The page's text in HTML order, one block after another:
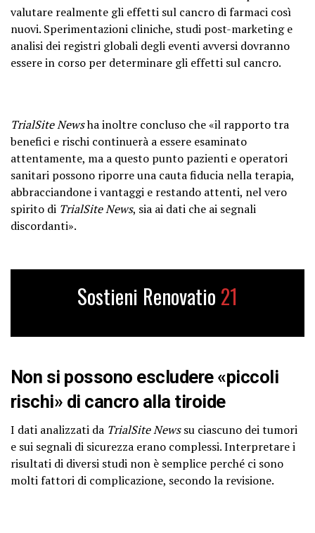
valutare realmente gli effetti sul cancro di farmaci così
nuovi. Sperimentazioni cliniche, studi post-marketing e
analisi dei registri globali degli eventi avversi dovranno
essere in corso per determinare gli effetti sul cancro.
TrialSite Newsha inoltre concluso che «il rapporto tra
benefici e rischi continuerà a essere esaminato
attentamente, ma a questo punto pazienti e operatori
sanitari possono riporre una cauta fiducia nella terapia,
abbracciandone i vantaggi e restando attenti, nel vero
spirito di TrialSite News, sia ai dati che ai segnali
discordanti».
Sostieni Renovatio 21
Non si possono escludere «piccoli
rischi» di cancro alla tiroide
I dati analizzati da TrialSite Newssu ciascuno dei tumori
e sui segnali di sicurezza erano complessi. Interpretare i
risultati di diversi studi non è semplice perché ci sono
molti fattori di complicazione, secondo la revisione.